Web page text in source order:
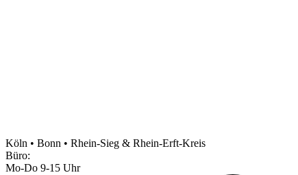
Köln • Bonn • Rhein-Sieg & Rhein-Erft-Kreis
Büro:
Mo-Do 9-15 Uhr